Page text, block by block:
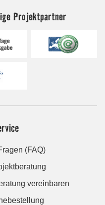
Projektpartner
(FAQ)
vereinbaren